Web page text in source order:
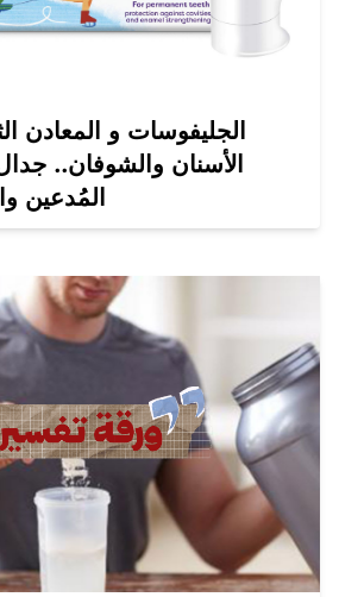
الجليفوسات و المعادن
الأسنان والشوفان..
المُدعين